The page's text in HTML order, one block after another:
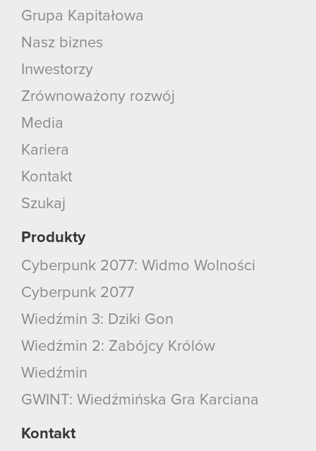
Grupa Kapitałowa
Nasz biznes
Inwestorzy
Zrównoważony rozwój
Media
Kariera
Kontakt
Szukaj
Produkty
Cyberpunk 2077: Widmo Wolności
Cyberpunk 2077
Wiedźmin 3: Dziki Gon
Wiedźmin 2: Zabójcy Królów
Wiedźmin
GWINT: Wiedźmińska Gra Karciana
Kontakt